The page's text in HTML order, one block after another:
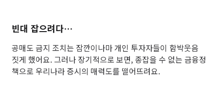
빈대 잡으려다…
공매도 금지 조치는 잠깐이나마 개인 투자자들이 함박웃음
짓게 했어요. 그러나 장기적으로 보면, 종잡을 수 없는 금융정
책으로 우리나라 증시의 매력도를 떨어뜨려요.